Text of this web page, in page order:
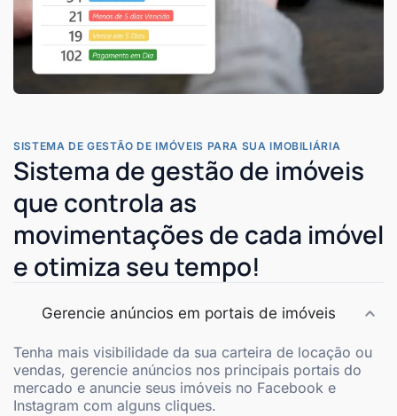
SISTEMA DE GESTÃO DE IMÓVEIS PARA SUA IMOBILIÁRIA
Sistema de gestão de imóveis
que controla as
movimentações de cada imóvel
e otimiza seu tempo!
Gerencie anúncios em portais de imóveis
Tenha mais visibilidade da sua carteira de locação ou
vendas, gerencie anúncios nos principais portais do
mercado e anuncie seus imóveis no Facebook e
Instagram com alguns cliques.